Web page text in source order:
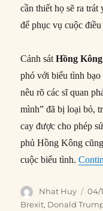
cần thiết họ sẽ ra
để phục vụ cuộc điều
Cảnh sátHồng Kông
phó với biểu tình
nêu rõ các sĩ quan
mình” đã bị loại bỏ,
cay được cho phép
phủ Hồng Kông
cuộc biểu tình.
Author
Nhat Huy
on
04/
Brexit, Donald